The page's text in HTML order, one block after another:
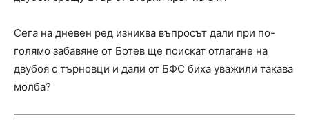
Сега на дневен ред изниква въпросът дали при по-
голямо забавяне от Ботев ще поискат отлагане на
двубоя с търновци и дали от БФС биха уважили такава
молба?